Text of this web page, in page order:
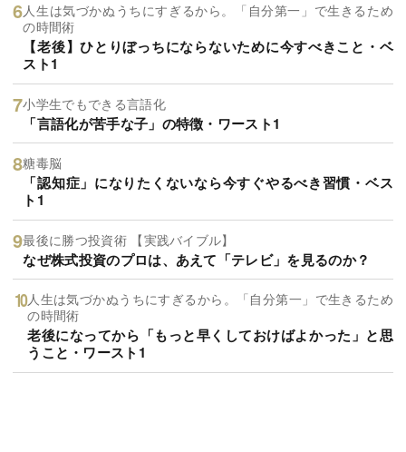
人生は気づかぬうちにすぎるから。「自分第一」で生きるため
の時間術
【老後】ひとりぼっちにならないために今すべきこと・ベ
スト1
小学生でもできる言語化
「言語化が苦手な子」の特徴・ワースト1
糖毒脳
「認知症」になりたくないなら今すぐやるべき習慣・ベス
ト1
最後に勝つ投資術 【実践バイブル】
なぜ株式投資のプロは、あえて「テレビ」を見るのか？
人生は気づかぬうちにすぎるから。「自分第一」で生きるため
の時間術
老後になってから「もっと早くしておけばよかった」と思
うこと・ワースト1